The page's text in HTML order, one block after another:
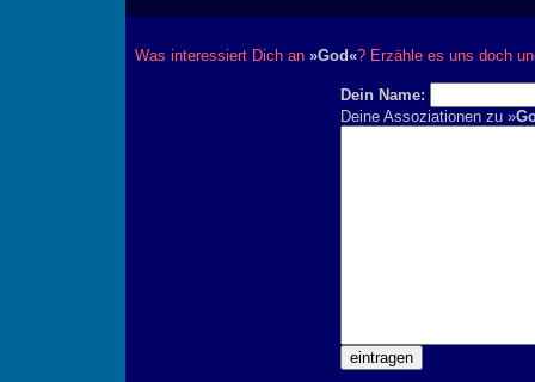
Was interessiert Dich an »God«? Erzähle es uns doch
Dein Name:
Deine Assoziationen zu »